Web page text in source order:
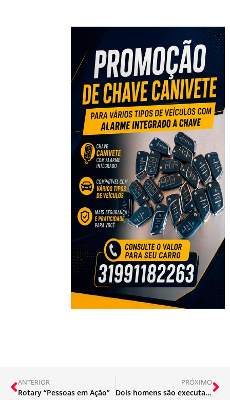
ANTERIOR
Rotary “Pessoas em Ação”
PRÓXIMO
Dois homens são executados no Madre Maria em Itabira